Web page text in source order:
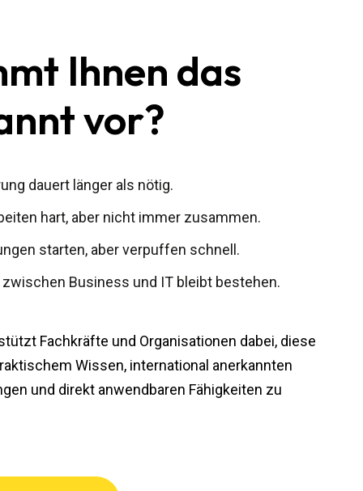
Ihnen das
vor?
dauert länger als nötig.
hart, aber nicht immer zusammen.
starten, aber verpuffen schnell.
zwischen Business und IT bleibt bestehen.
Fachkräfte und Organisationen dabei, diese
Wissen, international anerkannten
und direkt anwendbaren Fähigkeiten zu